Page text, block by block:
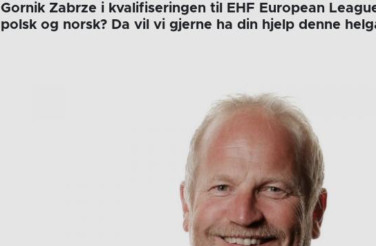
Gornik Zabrze i kvalifiseringen til EHF European
polsk og norsk? Da vil vi gjerne ha din hjelp denne